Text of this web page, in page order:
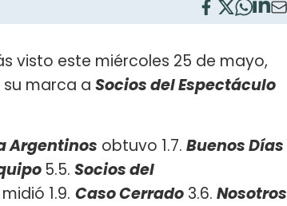
visto este miércoles 25 de mayo,
marca a Socios del Espectáculo
Argentinos obtuvo 1.7. Buenos Días
5.5. Socios del
midió 1.9. Caso Cerrado 3.6. Nosotros